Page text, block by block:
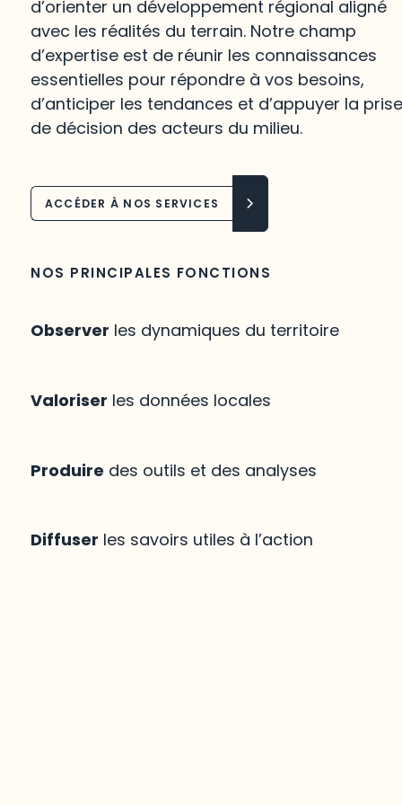
d’orienter un développement régional aligné
avec les réalités du terrain. Notre champ
d’expertise est de réunir les connaissances
essentielles pour répondre à vos besoins,
d’anticiper les tendances et d’appuyer la
de décision des acteurs du milieu.
ACCÉDER À NOS SERVICES
NOS PRINCIPALES FONCTIONS
Observer les dynamiques du territoire
Valoriser les données locales
Produire des outils et des analyses
Diffuser les savoirs utiles à l’action